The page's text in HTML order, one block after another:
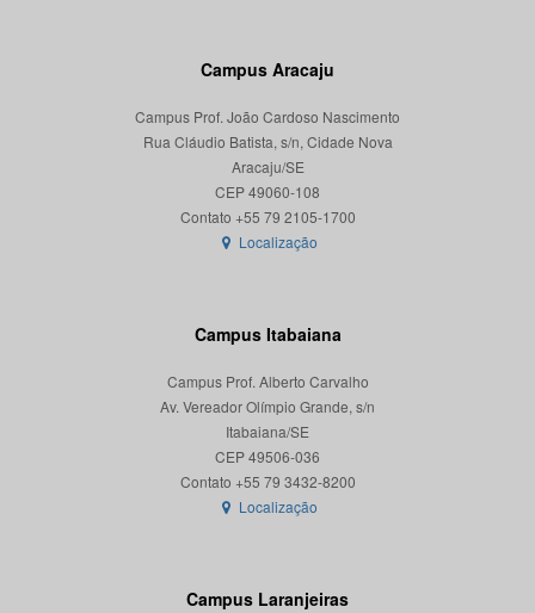
Campus Aracaju
Campus Prof. João Cardoso Nascimento
Rua Cláudio Batista, s/n, Cidade Nova
Aracaju/SE
CEP 49060-108
Localização
Campus Itabaiana
Campus Prof. Alberto Carvalho
Av. Vereador Olímpio Grande, s/n
Itabaiana/SE
CEP 49506-036
Localização
Campus Laranjeiras